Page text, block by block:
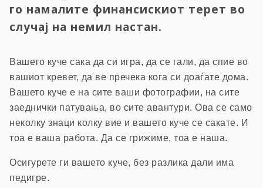
го намалите финансискиот терет во
случај на немил настан.
Вашето куче сака да си игра, да се гали, да спие во
вашиот кревет, да ве пречека кога си доаѓате дома.
Вашето куче е на сите ваши фотографии, на сите
заеднички патувања, во сите авантури. Ова се само
неколку знаци колку вие и вашето куче се сакате. И
тоа е ваша работа. Да се грижиме, тоа е наша.
Осигурете ги вашето куче, без разлика дали има
педигре.